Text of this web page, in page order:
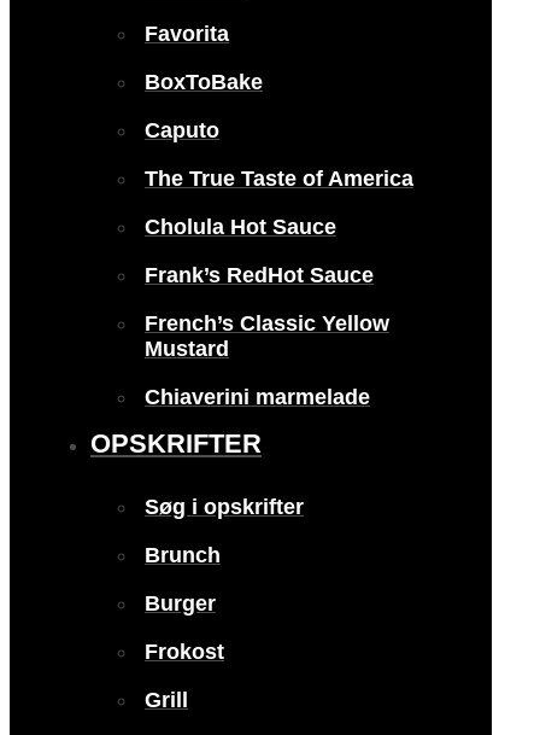
Favorita
BoxToBake
Caputo
The True Taste of America
Cholula Hot Sauce
Frank’s RedHot Sauce
French’s Classic Yellow
Mustard
Chiaverini marmelade
OPSKRIFTER
Søg i opskrifter
Brunch
Burger
Frokost
Grill